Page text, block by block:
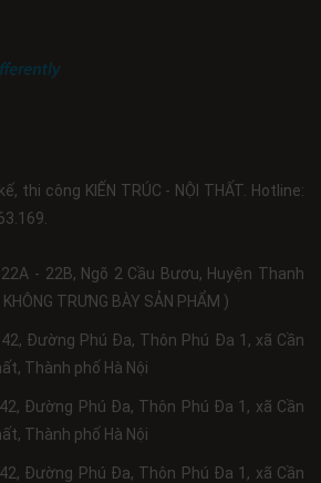
thi công KIẾN TRÚC - NỘI THẤT. Hotline:
- 22B, Ngõ 2 Cầu Bươu, Huyện Thanh
TRƯNG BÀY SẢN PHẨM )
Đường Phú Đa, Thôn Phú Đa 1, xã Cần
Thành phố Hà Nội
Đường Phú Đa, Thôn Phú Đa 1, xã Cần
Thành phố Hà Nội
Đường Phú Đa, Thôn Phú Đa 1, xã Cần